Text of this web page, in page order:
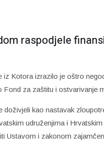
raspodjele
Kotora izrazilo je oštro
za zaštitu i ostvarivanje
kao nastavak
udruženjima i
Ustavom i zakonom